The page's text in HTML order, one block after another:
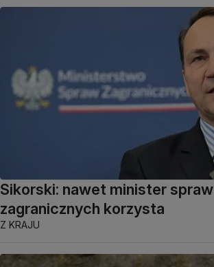
Sikorski: nawet minister spraw
zagranicznych korzysta
Z KRAJU